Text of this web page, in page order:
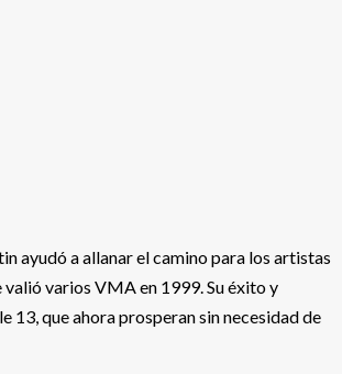
ayudó a allanar el camino para los artistas
valió varios VMA en 1999. Su éxito y
que ahora prosperan sin necesidad de